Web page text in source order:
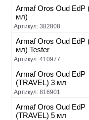
Armaf Oros Oud EdP
мл)
Артикул: 382808
Armaf Oros Oud EdP
мл) Tester
Артикул: 410977
Armaf Oros Oud EdP
(TRAVEL) 3 мл
Артикул: 816901
Armaf Oros Oud EdP
(TRAVEL) 5 мл